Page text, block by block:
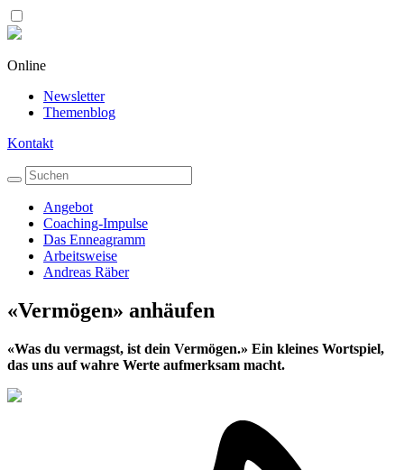
Online
Newsletter
Themenblog
Kontakt
Angebot
Coaching-Impulse
Das Enneagramm
Arbeitsweise
Andreas Räber
«Vermögen» anhäufen
«Was du vermagst, ist dein Vermögen.» Ein kleines Wortspiel,
das uns auf wahre Werte aufmerksam macht.